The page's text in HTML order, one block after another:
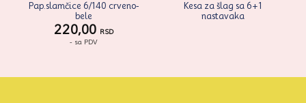
Pap.slamčice 6/140 crveno-
bele
220,00 RSD
- sa PDV
Kesa za šlag sa 6+1
nastavaka